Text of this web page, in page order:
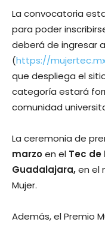
La convocatoria
para poder
deberá de ingresar
(https://
que despliega el
categoría estará
comunidad
La ceremonia de
marzoen el Tec de
Guadalajara,en el
Mujer.
Además, el Premio